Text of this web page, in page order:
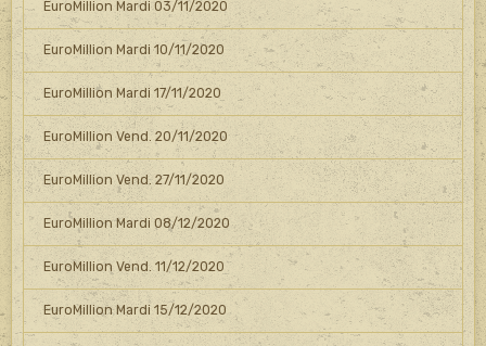
EuroMillion Mardi 03/11/2020
EuroMillion Mardi 10/11/2020
EuroMillion Mardi 17/11/2020
EuroMillion Vend. 20/11/2020
EuroMillion Vend. 27/11/2020
EuroMillion Mardi 08/12/2020
EuroMillion Vend. 11/12/2020
EuroMillion Mardi 15/12/2020